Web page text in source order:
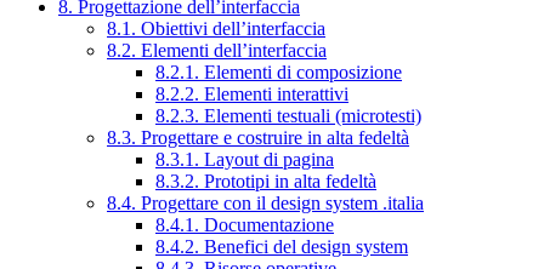
8. Progettazione dell’interfaccia
8.1. Obiettivi dell’interfaccia
8.2. Elementi dell’interfaccia
8.2.1. Elementi di composizione
8.2.2. Elementi interattivi
8.2.3. Elementi testuali (microtesti)
8.3. Progettare e costruire in alta fedeltà
8.3.1. Layout di pagina
8.3.2. Prototipi in alta fedeltà
8.4. Progettare con il design system .italia
8.4.1. Documentazione
8.4.2. Benefici del design system